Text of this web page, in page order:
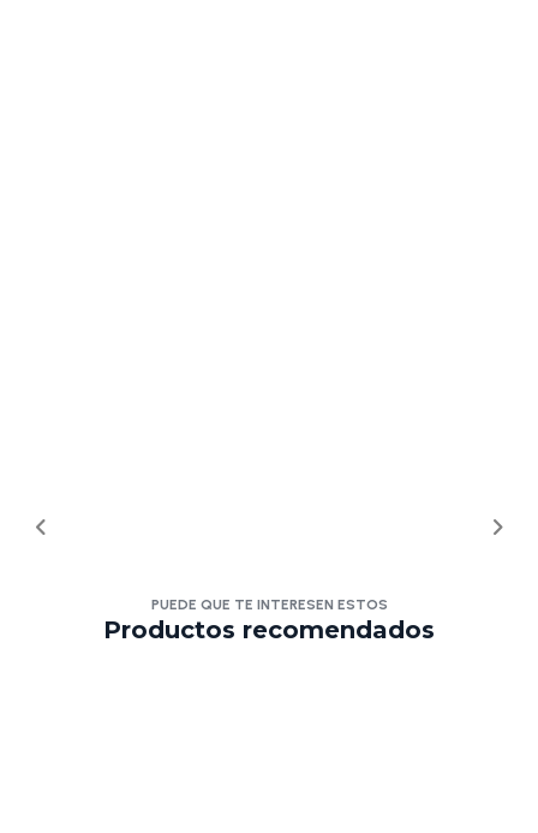
PUEDE QUE TE INTERESEN ESTOS
Productos recomendados